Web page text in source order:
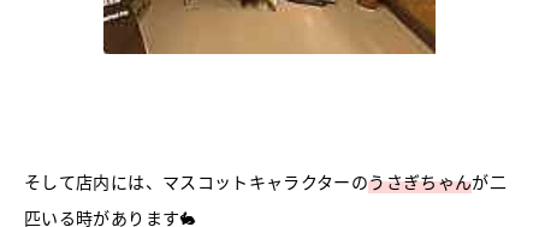
そして店内には、マスコットキャラクターのうさぎちゃんが二
匹いる時があります🐇